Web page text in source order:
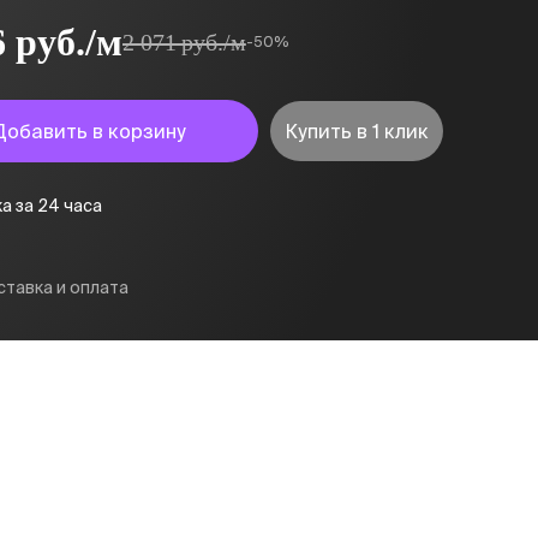
руб./м2 071 руб./м-50%
в корзину Купить в 1 клик
за 24 часа
и оплата